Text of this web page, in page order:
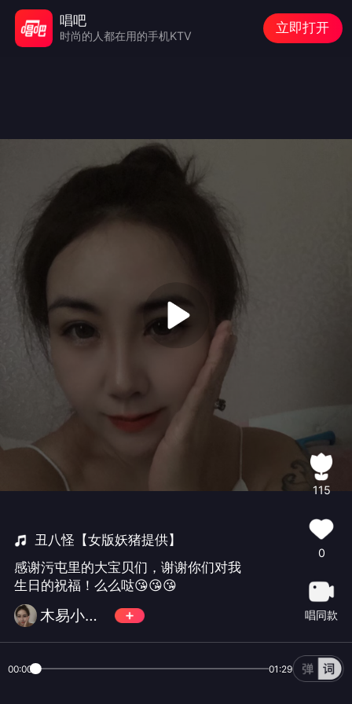
丑八怪【女版妖猪提供】
感谢污屯里的大宝贝们，谢谢你们对我
生日的祝福！么么哒😘😘😘
木易小优👑
115
0
唱同款
00:00 01:29
唱吧
时尚的人都在用的手机KTV
立即打开